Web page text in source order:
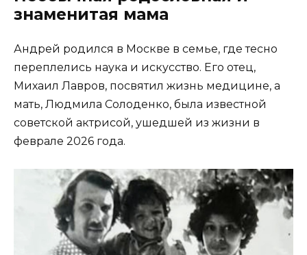
знаменитая мама
Андрей родился в Москве в семье, где тесно
переплелись наука и искусство. Его отец,
Михаил Лавров, посвятил жизнь медицине, а
мать, Людмила Солоденко, была известной
советской актрисой, ушедшей из жизни в
феврале 2026 года.